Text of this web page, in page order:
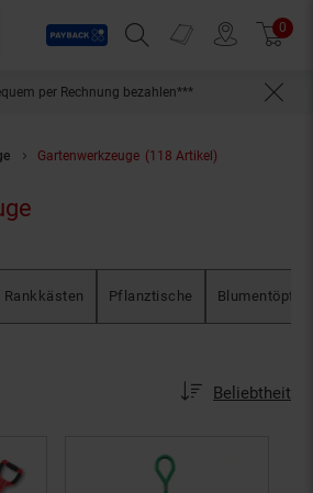
Payback
Suchfeld einblenden
Prospekte 0
per Rechnung bezahlen***
Gartenwerkzeuge (118 Artikel)
Rankkästen Pflanztische Blumentöpfe
Sortierung:
Beliebtheit